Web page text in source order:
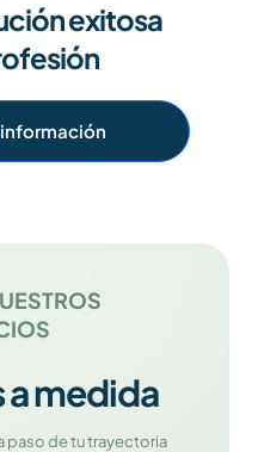
exitosa
medida
paso de tu trayectoria